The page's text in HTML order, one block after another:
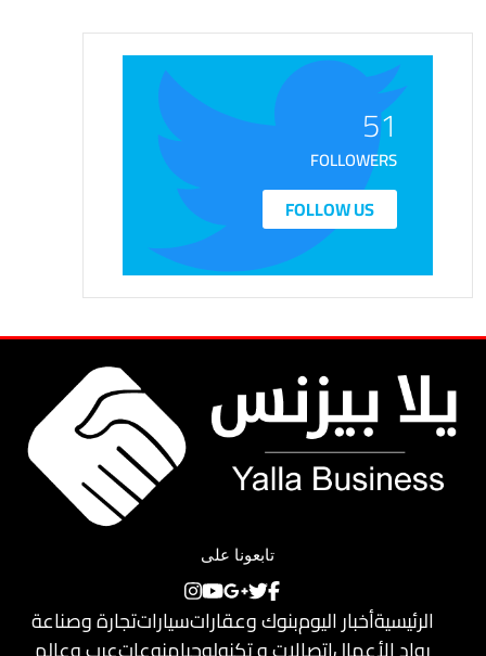
51
FOLLOWERS
FOLLOW US
تابعونا على
الرئيسيةأخبار اليومبنوك وعقاراتسياراتتجارة وصناعة